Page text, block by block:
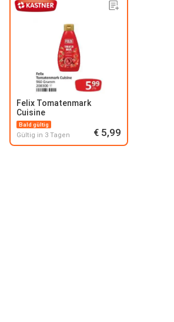
Felix Tomatenmark
Cuisine
Bald gültig
Gültig in 3 Tagen € 5,99